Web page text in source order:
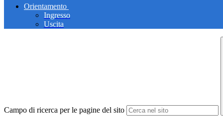
Orientamento
Ingresso
Uscita
Campo di ricerca per le pagine del sito